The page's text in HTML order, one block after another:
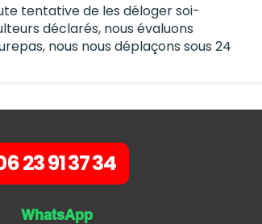
tentative de les déloger soi-
déclarés, nous évaluons
nous nous déplaçons sous 24
23 91 37 34
WhatsApp